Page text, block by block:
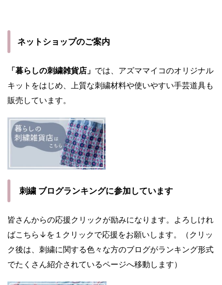
ネットショップのご案内
「暮らしの刺繍雑貨店」 では、アズママイコのオリジナル
キットをはじめ、上質な刺繍材料や使いやすい手芸道具も
販売しています。
刺繍 ブログランキングに参加しています
皆さんからの応援クリックが励みになります。よろしけれ
ばこちら↓を１クリックで応援をお願いします。（クリッ
ク後は、刺繍に関する色々な方のブログがランキング形式
でたくさん紹介されているページへ移動します）